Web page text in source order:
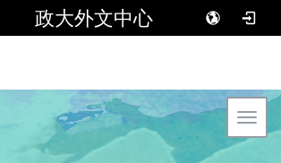
政大外文中心